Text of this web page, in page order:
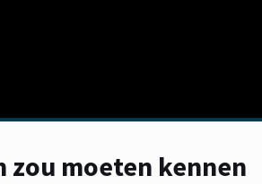
zou moeten kennen